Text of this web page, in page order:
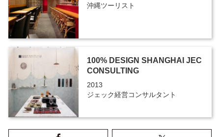
沖縄ツーリスト
100% DESIGN SHANGHAI JEC
CONSULTING
2013
ジェック経営コンサルタント